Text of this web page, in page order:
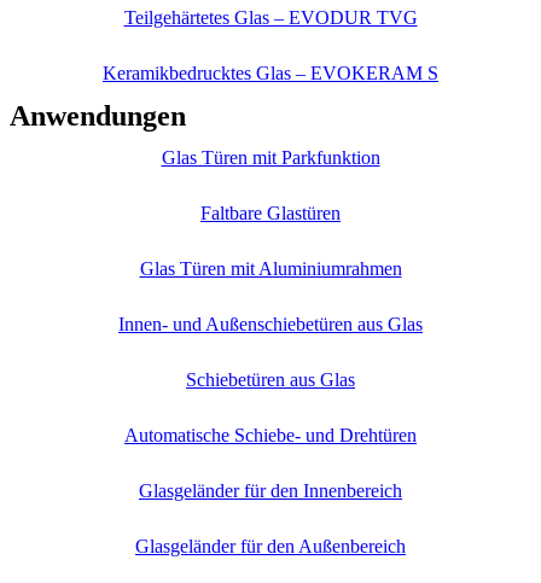
Teilgehärtetes Glas – EVODUR TVG
Keramikbedrucktes Glas – EVOKERAM S
Anwendungen
Glas Türen mit Parkfunktion
Faltbare Glastüren
Glas Türen mit Aluminiumrahmen
Innen- und Außenschiebetüren aus Glas
Schiebetüren aus Glas
Automatische Schiebe- und Drehtüren
Glasgeländer für den Innenbereich
Glasgeländer für den Außenbereich